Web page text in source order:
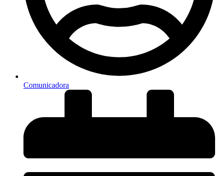
Comunicadora